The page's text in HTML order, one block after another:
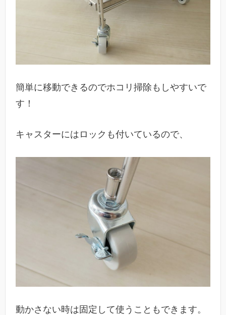
簡単に移動できるのでホコリ掃除もしやすいで
す！
キャスターにはロックも付いているので、
動かさない時は固定して使うこともできます。